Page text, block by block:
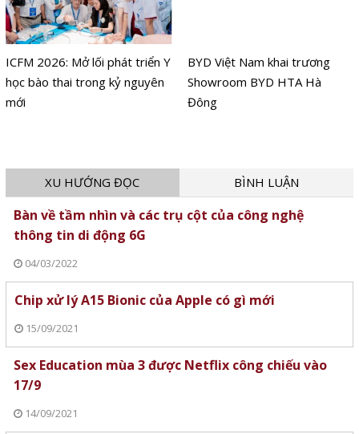
ICFM 2026: Mở lối phát triển Y
học bào thai trong kỷ nguyên
mới
BYD Việt Nam khai trương
Showroom BYD HTA Hà
Đông
XU HƯỚNG ĐỌC BÌNH LUẬN
Bàn về tầm nhìn và các trụ cột của công nghệ
thông tin di động 6G
04/03/2022
Chip xử lý A15 Bionic của Apple có gì mới
15/09/2021
Sex Education mùa 3 được Netflix công chiếu vào
17/9
14/09/2021